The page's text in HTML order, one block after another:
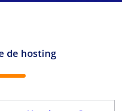
de hosting